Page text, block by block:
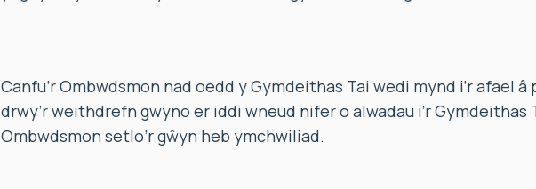
Canfu’r Ombwdsmon nad oedd y Gymdeithas Tai wedi mynd i’r afael â
drwy’r weithdrefn gwyno er iddi wneud nifer o alwadau i’r
Ombwdsmon setlo’r gŵyn heb ymchwiliad.